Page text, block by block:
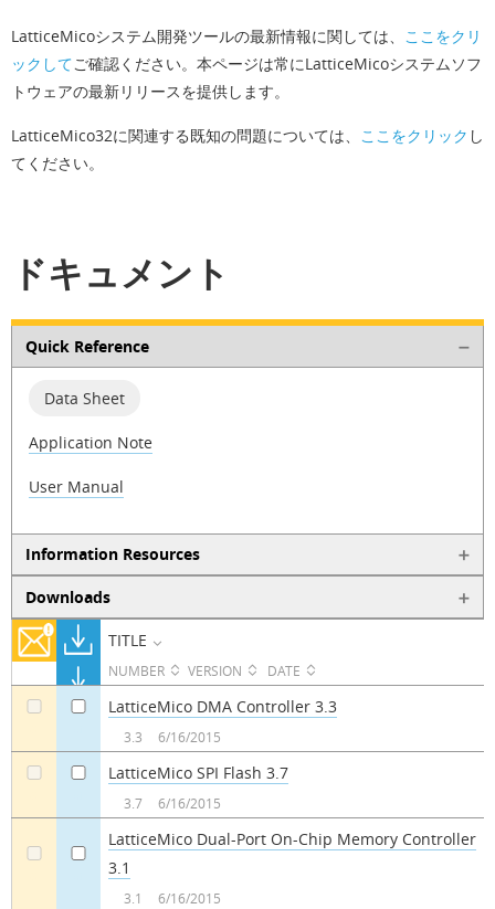
LatticeMicoシステム開発ツールの最新情報に関しては、 ここをクリ
ックしてご確認ください。本ページは常にLatticeMicoシステムソフ
トウェアの最新リリースを提供します。
LatticeMico32に関連する既知の問題については、 ここをクリック し
てください。
ドキュメント
Quick Reference
Data Sheet
Application Note
User Manual
Information Resources
Downloads
TITLE
NUMBER VERSION DATE
LatticeMico DMA Controller 3.3
3.3 6/16/2015
LatticeMico SPI Flash 3.7
3.7 6/16/2015
LatticeMico Dual-Port On-Chip Memory Controller
3.1
3.1 6/16/2015